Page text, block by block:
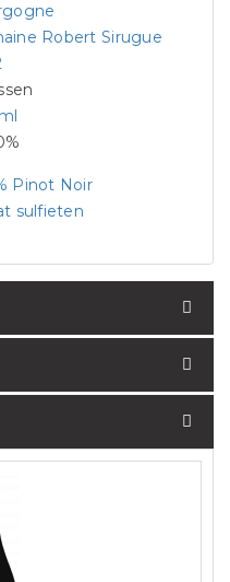
Robert Sirugue
Pinot Noir
sulfieten